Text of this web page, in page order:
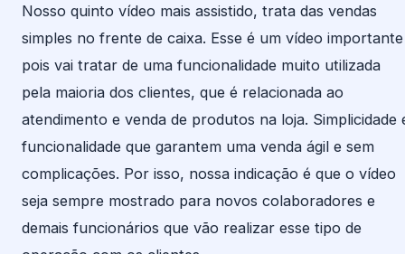
Nosso quinto vídeo mais assistido, trata das vendas
simples no frente de caixa. Esse é um vídeo importante
pois vai tratar de uma funcionalidade muito utilizada
pela maioria dos clientes, que é relacionada ao
atendimento e venda de produtos na loja. Simplicidade
funcionalidade que garantem uma venda ágil e sem
complicações. Por isso, nossa indicação é que o vídeo
seja sempre mostrado para novos colaboradores e
demais funcionários que vão realizar esse tipo de